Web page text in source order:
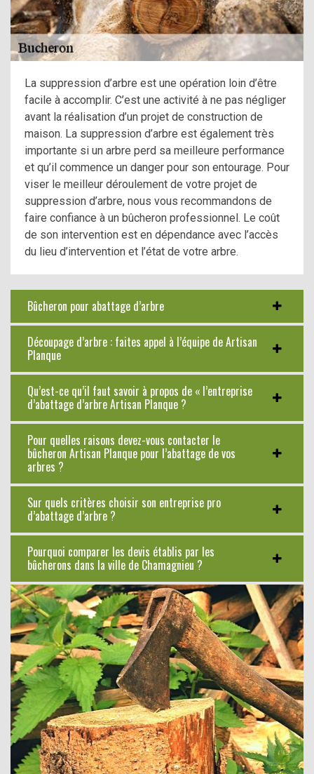
La suppression d’arbre est une opération loin d’être
facile à accomplir. C’est une activité à ne pas négliger
avant la réalisation d’un projet de construction de
maison. La suppression d’arbre est également très
importante si un arbre perd sa meilleure performance
et qu’il commence un danger pour son entourage. Pour
viser le meilleur déroulement de votre projet de
suppression d’arbre, nous vous recommandons de
faire confiance à un bûcheron professionnel. Le coût
de son intervention est en dépendance avec l’accès
du lieu d’intervention et l’état de votre arbre.
Bûcheron pour abattage d’arbre
Découpage d’arbre : faites appel à l’équipe de Artisan
Planque
Qu’est-ce qu’il faut savoir à propos de « l’entreprise
d’abattage d’arbre Artisan Planque ?
Pour quelles raisons devez-vous contacter le
bûcheron Artisan Planque pour l’abattage de vos
arbres ?
Sur quels critères choisir son entreprise pro
d’abattage d’arbre ?
Pourquoi comparer les devis établis par les
bûcherons dans la ville de Chamagnieu ?